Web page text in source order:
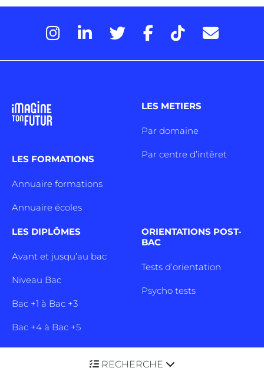
RECHERCHE
LES FORMATIONS
Annuaire formations
Annuaire écoles
LES METIERS
Par domaine
Par centre d’intêret
LES DIPLÔMES
Avant et jusqu’au bac
Niveau Bac
Bac +1 à Bac +3
Bac +4 à Bac +5
Diplômes professionels
ORIENTATIONS POST-
BAC
Tests d’orientation
Psycho tests